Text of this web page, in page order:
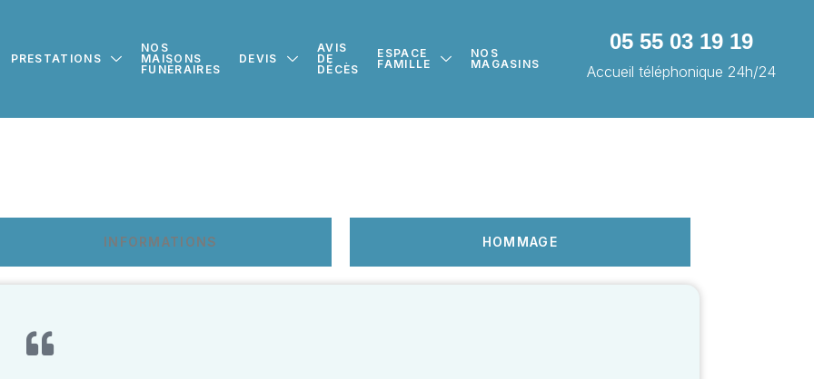
PRESTATIONS
NOS
MAISONS
FUNÉRAIRES
DEVIS
AVIS
DE
DÉCÈS
ESPACE
FAMILLE
NOS
MAGASINS
05 55 03 19 19
Accueil téléphonique 24h/24
INFORMATIONS HOMMAGE